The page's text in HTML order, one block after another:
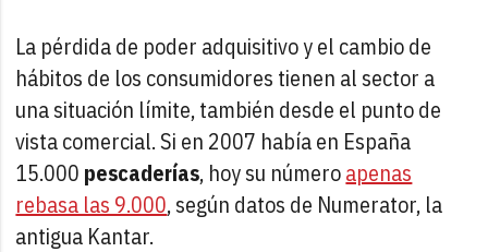
La pérdida de poder adquisitivo y el cambio de
hábitos de los consumidores tienen al sector a
una situación límite, también desde el punto de
vista comercial. Si en 2007 había en España
15.000 pescaderías, hoy su númeroapenas
rebasa las 9.000, según datos de Numerator, la
antigua Kantar.